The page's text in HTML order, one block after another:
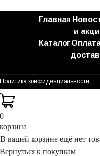
Главная
Каталог
и
Политика конфиденциальности
0
корзина
В вашей корзине ещё нет
Вернуться к покупкам